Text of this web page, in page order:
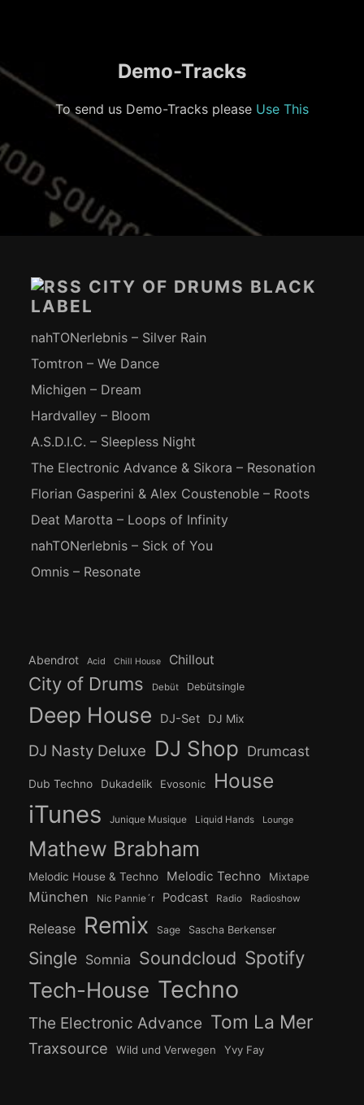
Demo-Tracks
To send us Demo-Tracks please Use This
CITY OF DRUMS BLACK
LABEL
nahTONerlebnis – Silver Rain
Tomtron – We Dance
Michigen – Dream
Hardvalley – Bloom
A.S.D.I.C. – Sleepless Night
The Electronic Advance & Sikora – Resonation
Florian Gasperini & Alex Coustenoble – Roots
Deat Marotta – Loops of Infinity
nahTONerlebnis – Sick of You
Omnis – Resonate
Abendrot Acid Chill House Chillout
City of Drums Debüt Debütsingle
Deep House DJ-Set DJ Mix
DJ Nasty Deluxe DJ Shop Drumcast
Dub Techno Dukadelik Evosonic House
iTunes Junique Musique Liquid Hands Lounge
Mathew Brabham
Melodic House & Techno Melodic Techno Mixtape
München Nic Pannie´r Podcast Radio Radioshow
Release Remix Sage Sascha Berkenser
Single Somnia Soundcloud Spotify
Tech-House Techno
The Electronic Advance Tom La Mer
Traxsource Wild und Verwegen Yvy Fay